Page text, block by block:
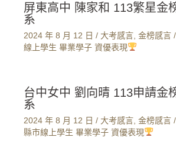
屏東高中 陳家和 113繁星金
系
2024 年 8 月 12 日 / 大考感言 金榜感言 /
線上學生 畢業學子 資優表現
台中女中 劉向晴 113申請金
系
2024 年 8 月 12 日 / 大考感言 金榜感言 /
縣市線上學生 畢業學子 資優表現